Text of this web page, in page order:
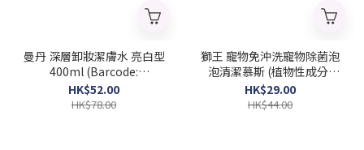
曼丹 深層卸妝潔膚水 亮白型
400ml (Barcode:
4902806113112)
HK$52.00
HK$78.00
獅王 寵物免沖洗寵物除菌泡
泡清潔慕斯 (植物性成分)
250ml (Barcode:
4903351000209)
HK$29.00
HK$44.00